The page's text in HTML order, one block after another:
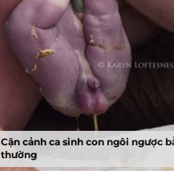
Cận cảnh ca sinh con ngôi ngược
thường